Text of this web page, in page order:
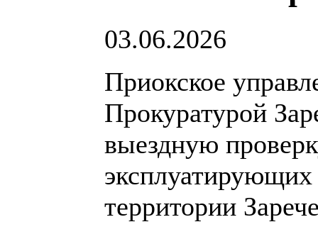
03.06.2026
Приокское
Прокуратурой
выездную
территории